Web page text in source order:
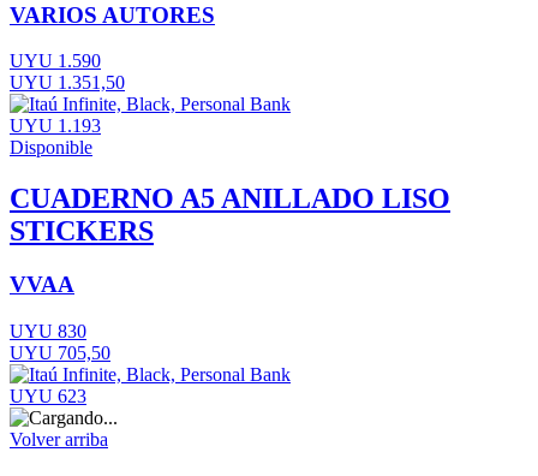
VARIOS AUTORES
UYU 1.590
UYU 1.351,50
UYU 1.193
Disponible
CUADERNO A5 ANILLADO LISO
STICKERS
VVAA
UYU 830
UYU 705,50
UYU 623
Volver arriba